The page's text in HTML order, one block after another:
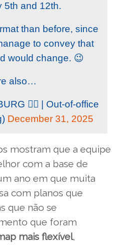
5th and 12th.
than before, since
to convey that
would change. 😉
also…
🏳️‍🌈 | Out-of-office
December 31, 2025
mostram que a equipe
com a base de
ano em que muita
com planos que
que não se
que foram
mais flexível,